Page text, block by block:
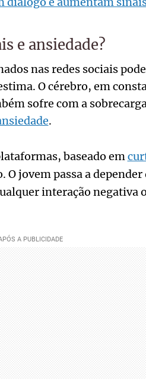
e ansiedade?
nas redes sociais
O cérebro, em
sofre com a
.
baseado em
jovem passa a depender
interação negativa